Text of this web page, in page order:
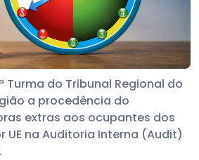
Turma do Tribunal Regional do
a procedência do
extras aos ocupantes dos
UE na Auditoria Interna (Audit)